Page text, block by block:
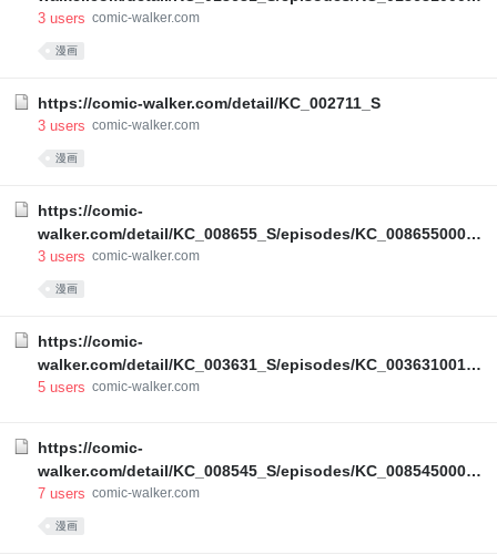
00011_E?episodeType=first
3 users comic-walker.com
漫画
https://comic-walker.com/detail/KC_002711_S
3 users comic-walker.com
漫画
https://comic-
walker.com/detail/KC_008655_S/episodes/KC_00865500003
00011_E?episodeType=first
3 users comic-walker.com
漫画
https://comic-
walker.com/detail/KC_003631_S/episodes/KC_00363100127
00011_E?episodeType=latest
5 users comic-walker.com
https://comic-
walker.com/detail/KC_008545_S/episodes/KC_00854500005
00011_E?episodeType=first
7 users comic-walker.com
漫画